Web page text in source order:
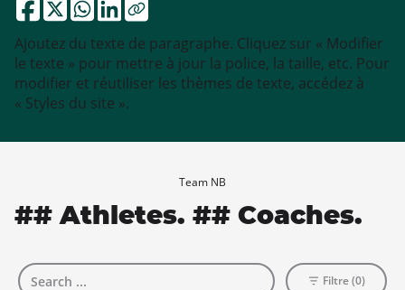
Ajoutez du texte de paragraphe. Cliquez sur « Modifier
le texte » pour mettre à jour la police, la taille, etc. Pour
modifier et réutiliser les thèmes de texte, accédez à
« Styles du site ».
Team NB
## Athletes. ## Coaches.
Filtre (0)